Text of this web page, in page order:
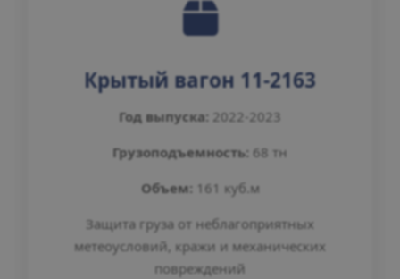
Крытый вагон 11-2163
Год выпуска: 2022-2023
Грузоподъемность: 68 тн
Объем: 161 куб.м
Защита груза от неблагоприятных
метеоусловий, кражи и механических
повреждений